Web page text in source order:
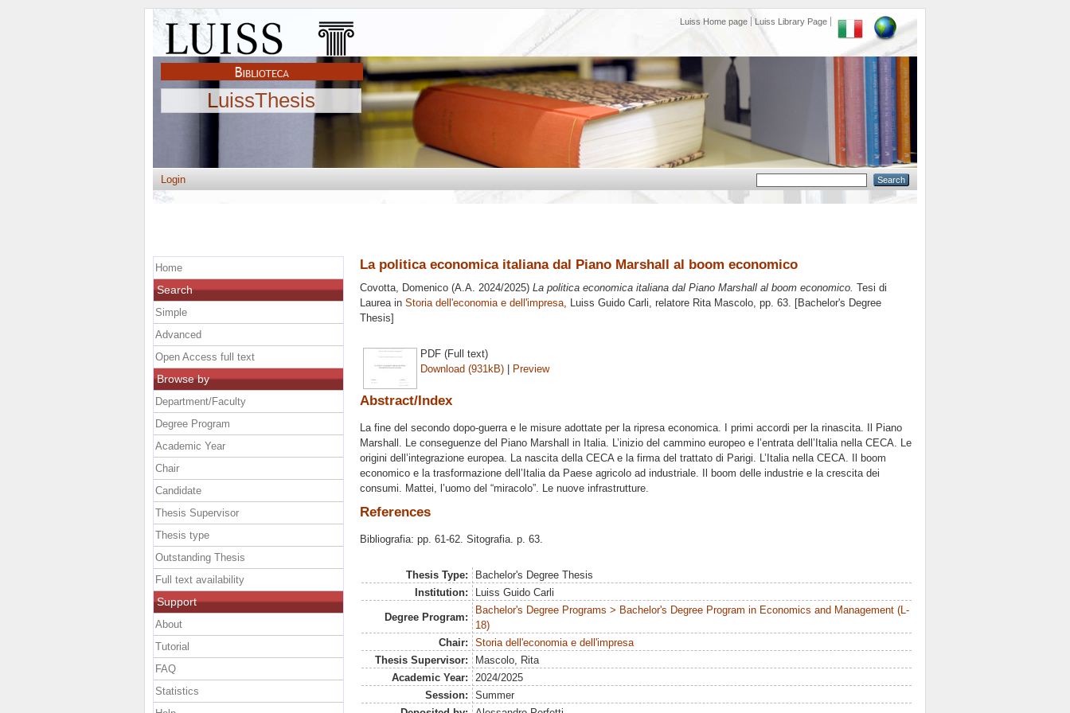
Luiss Home page Luiss Library Page
LuissThesis
Login
La politica economica italiana dal Piano Marshall al boom economico
Covotta, Domenico (A.A. 2024/2025) La politica economica italiana dal Piano Marshall al boom economico. Tesi di
Laurea in Storia dell'economia e dell'impresa, Luiss Guido Carli, relatore Rita Mascolo, pp. 63. [Bachelor's Degree
Thesis]
PDF (Full text)
Download (931kB) | Preview
Abstract/Index
La fine del secondo dopo-guerra e le misure adottate per la ripresa economica. I primi accordi per la rinascita. Il Piano
Marshall. Le conseguenze del Piano Marshall in Italia. L’inizio del cammino europeo e l’entrata dell’Italia nella CECA. Le
origini dell’integrazione europea. La nascita della CECA e la firma del trattato di Parigi. L’Italia nella CECA. Il boom
economico e la trasformazione dell’Italia da Paese agricolo ad industriale. Il boom delle industrie e la crescita dei
consumi. Mattei, l’uomo del “miracolo”. Le nuove infrastrutture.
References
Bibliografia: pp. 61-62. Sitografia. p. 63.
Thesis Type:
Bachelor's Degree Thesis
Institution:
Luiss Guido Carli
Degree Program:
Bachelor's Degree Programs > Bachelor's Degree Program in Economics and Management (L-
18)
Chair:
Storia dell'economia e dell'impresa
Thesis Supervisor:
Mascolo, Rita
Academic Year:
2024/2025
Session:
Summer
Home
Search
Simple
Advanced
Open Access full text
Browse by
Department/Faculty
Degree Program
Academic Year
Chair
Candidate
Thesis Supervisor
Thesis type
Outstanding Thesis
Full text availability
Support
About
Tutorial
FAQ
Statistics